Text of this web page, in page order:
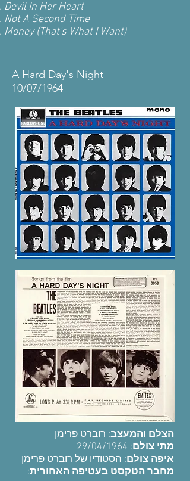
Devil In Her Heart
Not A Second Time
Money (That's What I Want)
A Hard Day's Night
10/07/1964
הצלם והמעצב: רוברט פרימן
מתי צולם: 29/04/1964
איפה צולם: הסטודיו של רוברט פרימן
מחבר הטקסט בעטיפה האחורית: